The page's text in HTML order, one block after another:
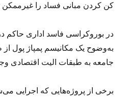
کن کردن مبانی فساد را
در بوروکراسی فاسد اداری حاکم
به‌وضوح یک مکانیسم پمپاژ پول
جامعه به طبقات الیت اقتصادی
برخی از پروژه‌هایی که اجرایی